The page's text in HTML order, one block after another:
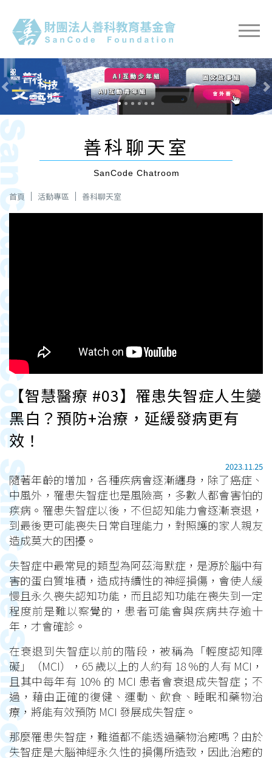
Previous Next
善科聊天室
SanCode Chatroom
首頁 活動專區 善科聊天室
【智慧醫療 #03】罹患失智症人生變
黑白？預防+治療，延緩發病更有
效！
2023.11.25
隨著年齡的增加，各種疾病會逐漸纏身，除了癌症、
中風外，罹患失智症也是風險高，多數人都會害怕的
疾病。罹患失智症以後，不但認知能力會逐漸衰退，
到最後更可能喪失日常自理能力，對照護的家人親友
造成莫大的困擾。
失智症中最常見的類型為阿茲海默症，是源於腦中有
害的蛋白質堆積，造成持續性的神經損傷，會使人緩
慢且永久喪失認知功能，而且認知功能在喪失到一定
程度前是難以察覺的，患者可能會與疾病共存逾十
年，才會確診。
在衰退到失智症以前的階段，被稱為「輕度認知障
礙」（MCI），65 歲以上的人約有 18 %的人有 MCI，
且其中每年有 10% 的 MCI 患者會衰退成失智症；不
過，藉由正確的復健、運動、飲食、睡眠和藥物治
療，將能有效預防 MCI 發展成失智症。
那麼罹患失智症，難道都不能透過藥物治癒嗎？由於
失智症是大腦神經永久性的損傷所造致，因此治癒的